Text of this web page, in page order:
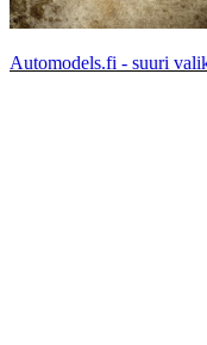
Automodels.fi - suuri